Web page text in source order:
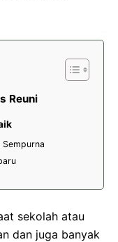
Reuni
Sempurna
sekolah atau
dan juga banyak